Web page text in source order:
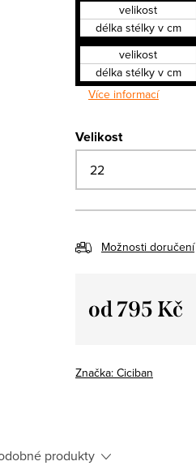
velikost
délka stélky v cm
velikost
délka stélky v cm
Více informací
Velikost
Možnosti doručení
od795 Kč
Značka: Ciciban
produkty